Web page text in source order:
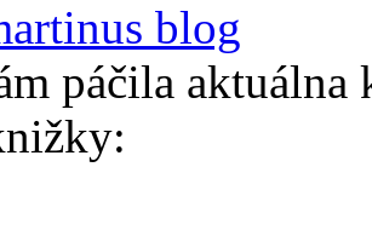
blog
páčila